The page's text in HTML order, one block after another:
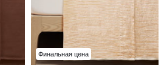
Финальная цена